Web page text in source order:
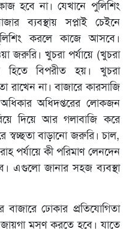
হবে না। যেখানে পুলিশিং
ব্যবস্থায় সপ্লাই চেইনে
করলে কাজে আসবে।
জরুরি। খুচরা পর্যায়ে (খুচরা
হিতে বিপরীত হয়। খুচরা
রাখেন না। বাজারে কারসাজি
অধিদপ্তরের লোকজন
দিয়ে আর গলাবাজি করে
স্বচ্ছতা বাড়ানো জরুরি। চাল,
পর্যায়ে কী পরিমাণ লেনদেন
এগুলো জানার সহজ ব্যবস্থা
ঢোকার প্রতিযোগিতা
জায়গা মসৃণ করতে হবে। যাতে